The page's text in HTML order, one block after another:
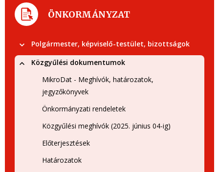
ÖNKORMÁNYZAT
Polgármester, képviselő-testület, bizottságok
Közgyűlési dokumentumok
MikroDat - Meghívók, határozatok,
jegyzőkönyvek
Önkormányzati rendeletek
Közgyűlési meghívók (2025. június 04-ig)
Előterjesztések
Határozatok